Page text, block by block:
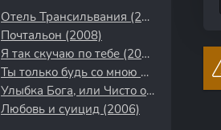
Отель Трансильвания (2017)
Почтальон (2008)
Я так скучаю по тебе (2023)
Ты только будь со мною рядом (2019)
Улыбка Бога, или Чисто одесская история (2008)
Любовь и суицид (2006)